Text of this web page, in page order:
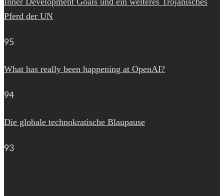
Pferd der UN
95
What has really been happening at OpenAI?
94
Die globale technokratische Blaupause
93